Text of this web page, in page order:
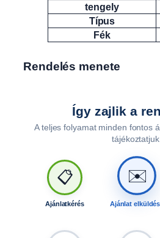
tengely
Típus
Fék
Rendelés menete
Így zajlik a
A teljes folyamat minden fontos
📋
Ajánlatkérés
✉️
Ajánlat